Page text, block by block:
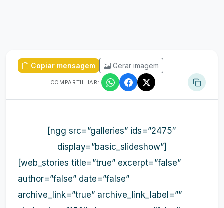
Copiar mensagem Gerar imagem
COMPARTILHAR:
[ngg src=”galleries” ids=”2475″
display=”basic_slideshow”]
[web_stories title=”true” excerpt=”false”
author=”false” date=”false”
archive_link=”true” archive_link_label=””